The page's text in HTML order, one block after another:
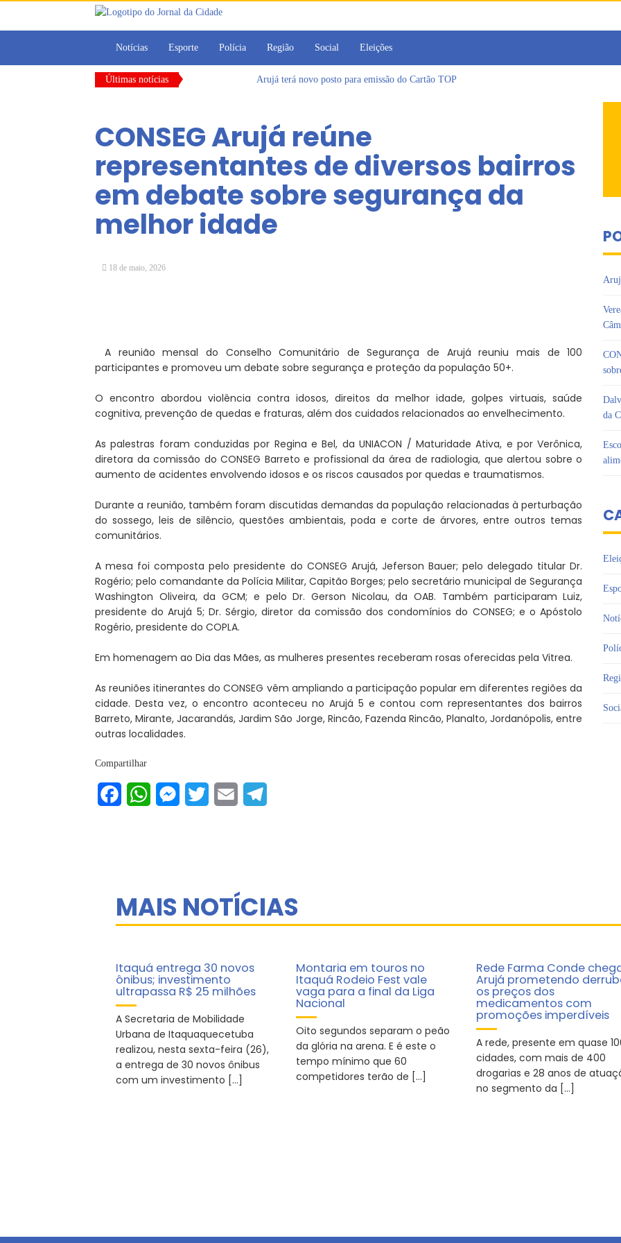
Notícias Esporte Polícia Região Social Eleições
Últimas notícias
Arujá terá novo posto para emissão do Cartão TOP
Dalvana Penha toma posse como vereadora durante sessão da Câmara de Arujá
Escola do Legislativo de Arujá entrega 1 tonelada de alimentos ao Fundo Social do município
Arujá promove 2º encontro da Jornada de Conhecimento em Bem-Estar Animal no Parque
CONSEG Arujá reúne
representantes de diversos bairros
em debate sobre segurança da
melhor idade
18 de maio, 2026
A reunião mensal do Conselho Comunitário de Segurança de Arujá reuniu mais de 100
participantes e promoveu um debate sobre segurança e proteção da população 50+.
O encontro abordou violência contra idosos, direitos da melhor idade, golpes virtuais, saúde
cognitiva, prevenção de quedas e fraturas, além dos cuidados relacionados ao envelhecimento.
As palestras foram conduzidas por Regina e Bel, da UNIACON / Maturidade Ativa, e por Verônica,
diretora da comissão do CONSEG Barreto e profissional da área de radiologia, que alertou sobre o
aumento de acidentes envolvendo idosos e os riscos causados por quedas e traumatismos.
Durante a reunião, também foram discutidas demandas da população relacionadas à perturbação
do sossego, leis de silêncio, questões ambientais, poda e corte de árvores, entre outros temas
comunitários.
A mesa foi composta pelo presidente do CONSEG Arujá, Jeferson Bauer; pelo delegado titular Dr.
Rogério; pelo comandante da Polícia Militar, Capitão Borges; pelo secretário municipal de Segurança
Washington Oliveira, da GCM; e pelo Dr. Gerson Nicolau, da OAB. Também participaram Luiz,
presidente do Arujá 5; Dr. Sérgio, diretor da comissão dos condomínios do CONSEG; e o Apóstolo
Rogério, presidente do COPLA.
Em homenagem ao Dia das Mães, as mulheres presentes receberam rosas oferecidas pela Vitrea.
As reuniões itinerantes do CONSEG vêm ampliando a participação popular em diferentes regiões da
cidade. Desta vez, o encontro aconteceu no Arujá 5 e contou com representantes dos bairros
Barreto, Mirante, Jacarandás, Jardim São Jorge, Rincão, Fazenda Rincão, Planalto, Jordanópolis, entre
outras localidades.
Compartilhar
FacebookWhatsAppMessenger
Twitter Email
da
MAIS NOTÍCIAS
Itaquá entrega 30 novos
ônibus; investimento
ultrapassa R$ 25 milhões
A Secretaria de Mobilidade
Urbana de Itaquaquecetuba
realizou, nesta sexta-feira (26),
a entrega de 30 novos ônibus
com um investimento […]
Montaria em touros no
Itaquá Rodeio Fest vale
vaga para a final da Liga
Nacional
Oito segundos separam o peão
da glória na arena. E é este o
tempo mínimo que 60
competidores terão de […]
Rede Farma Conde
Arujá prometendo
os preços dos
medicamentos com
promoções imperdíveis
A rede, presente em quase
cidades, com mais de 400
drogarias e 28 anos de
no segmento da […]